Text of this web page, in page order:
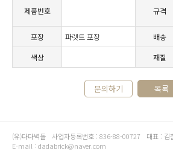
제품번호 규격
포장
파렛트 포장 배송
색상
재질
문의하기 목록
(유)다다벽돌 사업자등록번호 : 836-88-00727
대표 : 김
E-mail : dadabrick@naver.com